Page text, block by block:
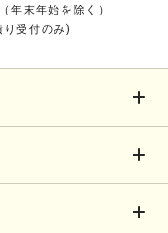
末年始を除く）
り受付のみ)